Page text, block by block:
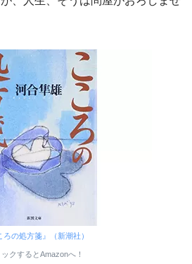
ろの処方箋』（新潮社）
ックするとAmazonへ！